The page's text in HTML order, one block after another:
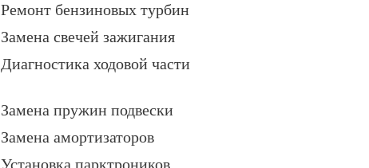
Ремонт бензиновых турбин
Замена свечей зажигания
Диагностика ходовой части
Замена пружин подвески
Замена амортизаторов
Установка парктроников